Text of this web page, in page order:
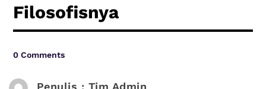
Filosofisnya
0 Comments
Penulis : Tim Admin